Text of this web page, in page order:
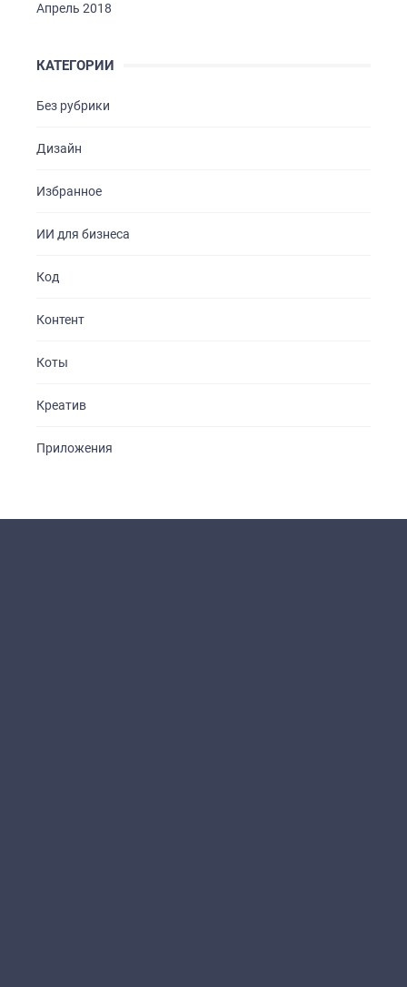
Апрель 2018
КАТЕГОРИИ
Без рубрики
Дизайн
Избранное
ИИ для бизнеса
Код
Контент
Коты
Креатив
Приложения